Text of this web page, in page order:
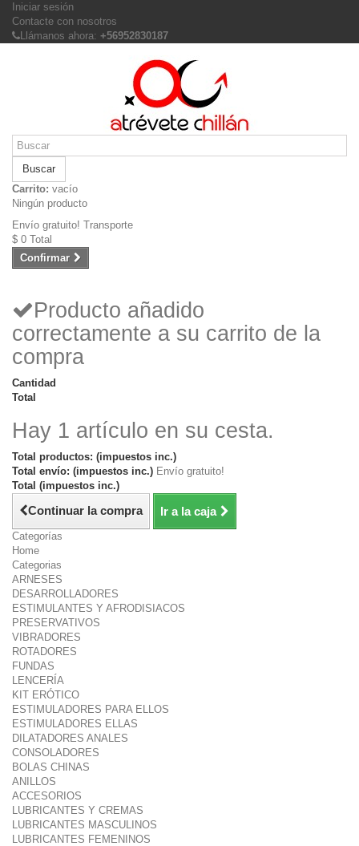
Iniciar sesión
Contacte con nosotros
Llámanos ahora: +56952830187
Buscar
Carrito: vacío
Ningún producto
Envío gratuito! Transporte
$ 0 Total
Confirmar
Producto añadido
correctamente a su carrito de la
compra
Cantidad
Total
Hay 1 artículo en su cesta.
Total productos: (impuestos inc.)
Total envío: (impuestos inc.) Envío gratuito!
Total (impuestos inc.)
Continuar la compra Ir a la caja
Categorías
Home
Categorias
ARNESES
DESARROLLADORES
ESTIMULANTES Y AFRODISIACOS
PRESERVATIVOS
VIBRADORES
ROTADORES
FUNDAS
LENCERÍA
KIT ERÓTICO
ESTIMULADORES PARA ELLOS
ESTIMULADORES ELLAS
DILATADORES ANALES
CONSOLADORES
BOLAS CHINAS
ANILLOS
ACCESORIOS
LUBRICANTES Y CREMAS
LUBRICANTES MASCULINOS
LUBRICANTES FEMENINOS